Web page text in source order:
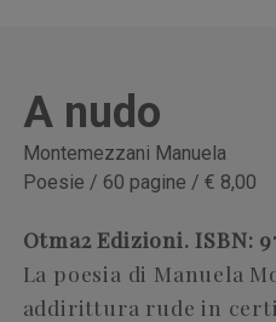
A nudo
Montemezzani Manuela
Poesie / 60 pagine / € 8,00
Otma2 Edizioni. ISBN:
La poesia di Manuela
addirittura rude in